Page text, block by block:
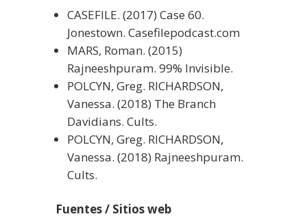
CASEFILE. (2017) Case 60.
Jonestown. Casefilepodcast.com
MARS, Roman. (2015)
Rajneeshpuram. 99% Invisible.
POLCYN, Greg. RICHARDSON,
Vanessa. (2018) The Branch
Davidians. Cults.
POLCYN, Greg. RICHARDSON,
Vanessa. (2018) Rajneeshpuram.
Cults.
Fuentes / Sitios web